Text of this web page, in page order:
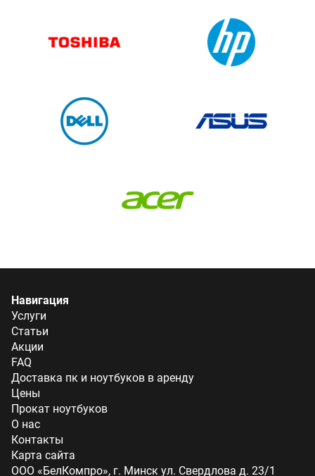
ООО «БелКомпро», г. Минск ул. Свердлова д. 23/1
Навигация
Услуги
Статьи
Акции
FAQ
Доставка пк и ноутбуков в аренду
Цены
Прокат ноутбуков
О нас
Контакты
Карта сайта